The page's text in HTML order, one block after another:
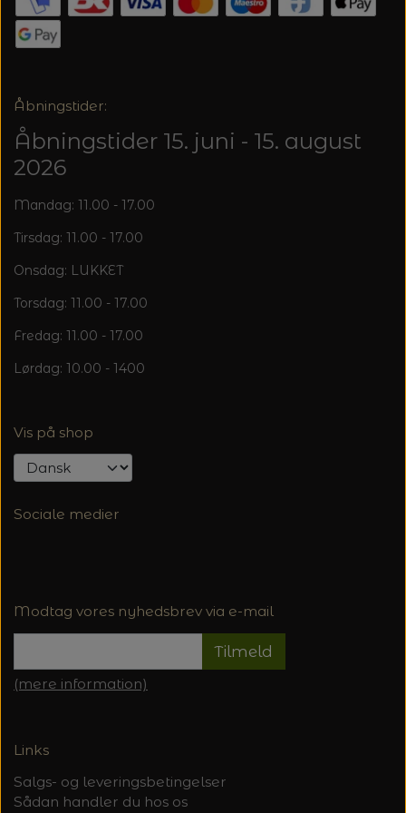
Åbningstider:
Åbningstider 15. juni - 15. august
2026
Mandag: 11.00 - 17.00
Tirsdag: 11.00 - 17.00
Onsdag: LUKKET
Torsdag: 11.00 - 17.00
Fredag: 11.00 - 17.00
Lørdag: 10.00 - 1400
Vis på shop
Sociale medier
Modtag vores nyhedsbrev via e-mail
Tilmeld
(mere information)
Links
Salgs- og leveringsbetingelser
Sådan handler du hos os